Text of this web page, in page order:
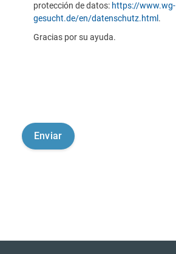
protección de datos: https://www.wg-
gesucht.de/en/datenschutz.html .
Gracias por su ayuda.